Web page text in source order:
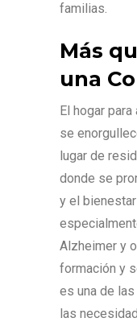
familias.
Más
una
El hogar
se
lugar de
donde se
y el
Alzheimer y
formación y
es una de
las